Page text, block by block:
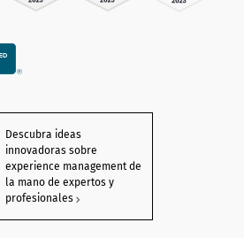
Descubra ideas
innovadoras sobre
experience management de
la mano de expertos y
profesionales